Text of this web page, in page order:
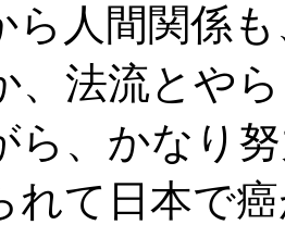
ら人間関係
、法流とや
ら、かなり
れて日本で